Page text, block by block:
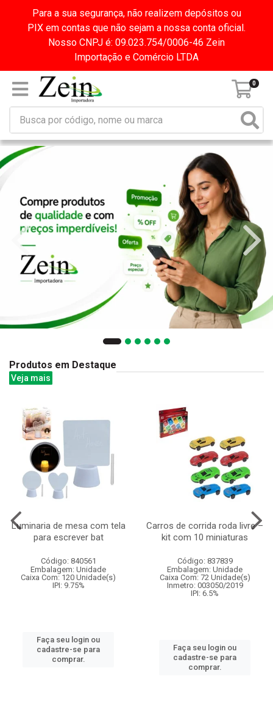
Para a sua segurança, não realizem depósitos ou
PIX em contas que não sejam a nossa conta oficial.
Nosso CNPJ é: 09.023.754/0006-46 Zein
Importação e Comércio LTDA
0
Produtos em Destaque
Veja mais
Luminaria de mesa com tela
para escrever bat
Código: 840561
Embalagem: Unidade
Caixa Com: 120 Unidade(s)
IPI: 9.75%
Faça seu login ou
cadastre-se para
comprar.
Carros de corrida roda livre –
kit com 10 miniaturas
Código: 837839
Embalagem: Unidade
Caixa Com: 72 Unidade(s)
Inmetro: 003050/2019
IPI: 6.5%
Faça seu login ou
cadastre-se para
comprar.